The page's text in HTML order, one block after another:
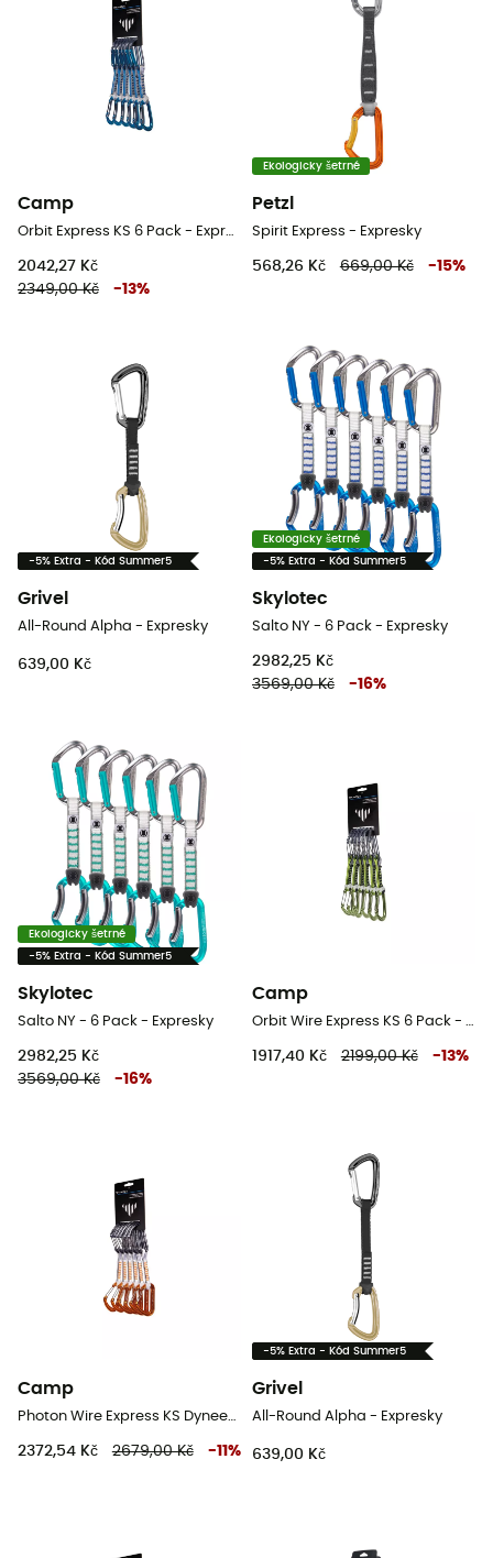
Camp
2042,27 Kč
2349,00 Kč
-13%
Ekologicky šetrné
Petzl
Spirit Express - Expresky
568,26 Kč 669,00 Kč -15%
-5% Extra - Kód Summer5
Grivel
All-Round Alpha - Expresky
639,00 Kč
Ekologicky šetrné
-5% Extra - Kód Summer5
Skylotec
Salto NY - 6 Pack - Expresky
2982,25 Kč
3569,00 Kč
-16%
Ekologicky šetrné
-5% Extra - Kód Summer5
Skylotec
Salto NY - 6 Pack - Expresky
2982,25 Kč
3569,00 Kč
-16%
Camp
1917,40 Kč 2199,00 Kč -13%
Camp
2372,54 Kč 2679,00 Kč -11 %
-5% Extra - Kód Summer5
Grivel
All-Round Alpha - Expresky
639,00 Kč